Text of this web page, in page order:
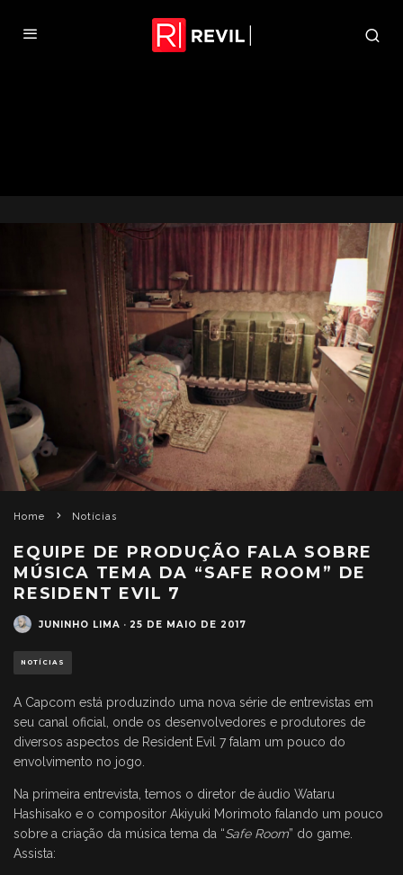
Home Notícias
EQUIPE DE PRODUÇÃO FALA SOBRE
MÚSICA TEMA DA “SAFE ROOM” DE
RESIDENT EVIL 7
JUNINHO LIMA · 25 DE MAIO DE 2017
NOTÍCIAS
A Capcom está produzindo uma nova série de entrevistas em
seu canal oficial, onde os desenvolvedores e produtores de
diversos aspectos de Resident Evil 7 falam um pouco do
envolvimento no jogo.
Na primeira entrevista, temos o diretor de áudio Wataru
Hashisako e o compositor Akiyuki Morimoto falando um pouco
sobre a criação da música tema da “Safe Room” do game.
Assista: